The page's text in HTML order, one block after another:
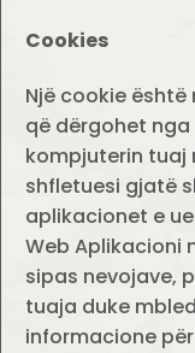
Cookies
Një cookie është
që dërgohet
kompjuterin tuaj
shfletuesi gjatë
aplikacionet e
Web Aplikacioni
sipas nevojave,
tuaja duke
informacione